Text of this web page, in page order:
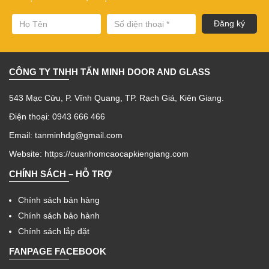
CÔNG TY TNHH TẤN MINH DOOR AND GLASS
543 Mạc Cửu, P. Vĩnh Quang, TP. Rạch Giá, Kiên Giang.
Điện thoại: 0943 666 466
Email: tanminhdg@gmail.com
Website: https://cuanhomcaocapkiengiang.com
CHÍNH SÁCH – HỖ TRỢ
Chính sách bán hàng
Chính sách bảo hành
Chính sách lắp đặt
FANPAGE FACEBOOK